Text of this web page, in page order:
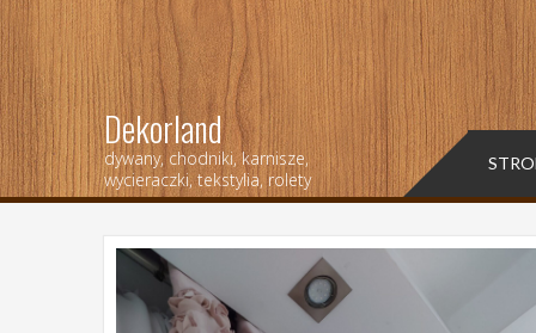
Dekorland
dywany, chodniki, karnisze,
wycieraczki, tekstylia, rolety